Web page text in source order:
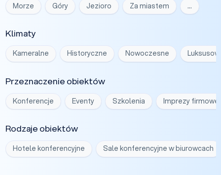
Morze Góry Jezioro Za miastem …
Klimaty
Kameralne Historyczne Nowoczesne
Przeznaczenie obiektów
Konferencje Eventy Szkolenia Imprezy firmowe
Rodzaje obiektów
Hotele konferencyjne Sale konferencyjne w biurowcach